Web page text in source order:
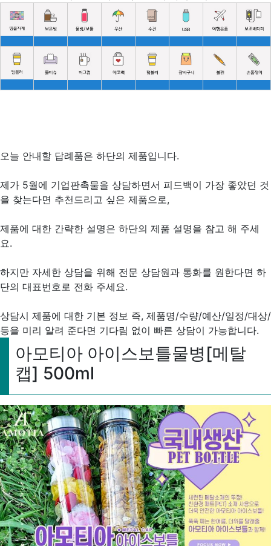
오늘 안내할 답례품은 하단의 제품입니다.
제가 5월에 기업판촉물을 상담하면서 피드백이 가장 좋았던 것
을 찾는다면 추천드리고 싶은 제품으로,
제품에 대한 간략한 설명은 하단의 제품 설명을 참고 해 주세
요.
하지만 자세한 상담을 위해 전문 상담원과 통화를 원한다면 하
단의 대표번호로 전화 주세요.
상담시 제품에 대한 기본 정보 즉, 제품명/수량/예산/일정/대상/
등을 미리 알려 준다면 기다림 없이 빠른 상담이 가능합니다.
아모티아 아이스보틀물병[메탈
캡] 500ml